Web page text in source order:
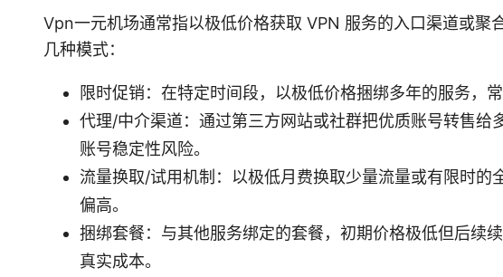
Vpn一元机场通常指以极低价格获取 VPN 服务的入口渠道或聚
几种模式：
限时促销：在特定时间段，以极低价格捆绑多年的服务，常
代理/中介渠道：通过第三方网站或社群把优质账号转售给
账号稳定性风险。
流量换取/试用机制：以极低月费换取少量流量或有限时的
偏高。
捆绑套餐：与其他服务绑定的套餐，初期价格极低但后续
真实成本。